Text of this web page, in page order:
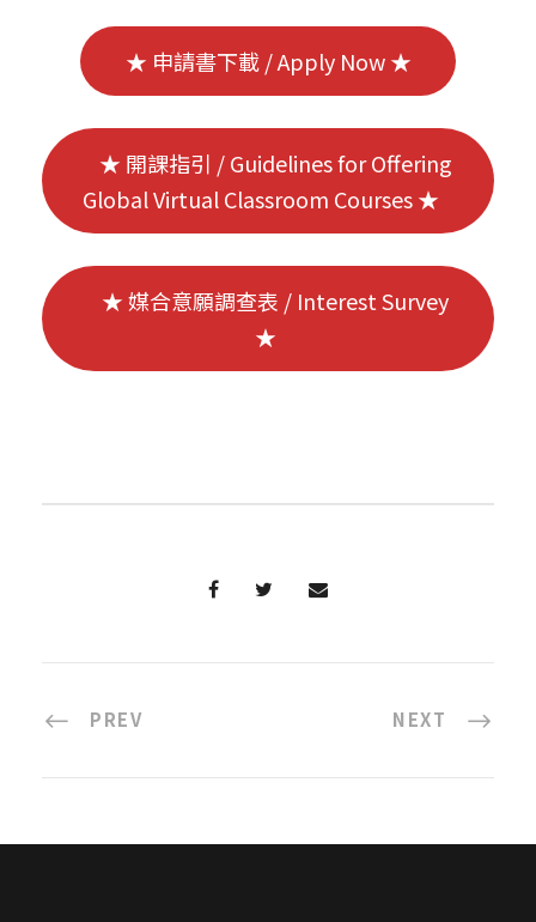
★ 申請書下載 / Apply Now ★
★ 開課指引 / Guidelines for Offering
Global Virtual Classroom Courses ★
★ 媒合意願調查表 / Interest Survey
★
PREV NEXT